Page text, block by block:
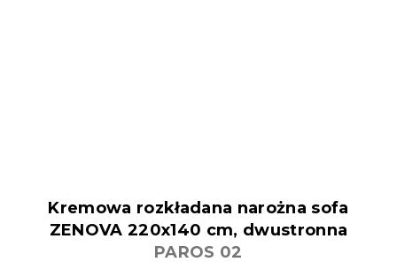
Kremowa rozkładana narożna sofa
ZENOVA 220x140 cm, dwustronna
PAROS 02